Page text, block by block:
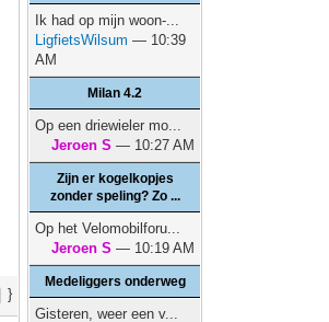
}
Ik had op mijn woon-...
LigfietsWilsum — 10:39
AM
Milan 4.2
Op een driewieler mo...
Jeroen S — 10:27 AM
Zijn er kogelkopjes
zonder speling? Zo ...
Op het Velomobilforu...
Jeroen S — 10:19 AM
Medeliggers onderweg
Gisteren, weer een v...